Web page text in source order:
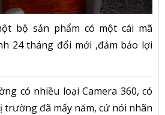
bộ sản phẩm có một cái mã
24 tháng đổi mới ,đảm bảo lợi
có nhiều loại Camera 360, có
đã mấy năm, cứ nói nhãn